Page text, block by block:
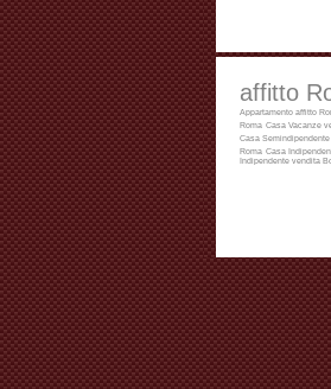
affitto
Appartamento affitto
Roma Casa Vacanze
Casa
Roma Casa
Indipendente vendita